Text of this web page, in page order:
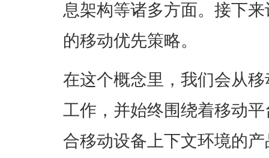
息架构等诸多方面。接下
的移动优先策略。
在这个概念里，我们会从
工作，并始终围绕着移动
合移动设备上下文环境的